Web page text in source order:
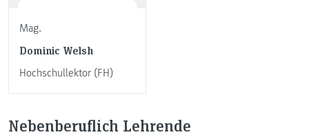
Mag.
Dominic Welsh
Hochschullektor (FH)
Nebenberuflich Lehrende